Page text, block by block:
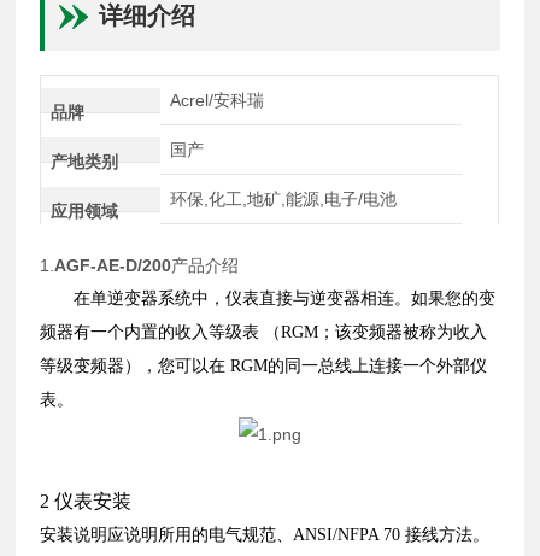
详细介绍
品牌
Acrel/安科瑞
产地类别
国产
应用领域
环保,化工,地矿,能源,电子/电池
1. AGF-AE-D/200产品介绍
在单逆变器系统中，仪表直接与逆变器相连。如果您的变
频器有一个内置的收入等级表
（RGM；该变频器被称为收入
等级变频器），您可以在 RGM的同一总线上连接一个外部仪
表。
2 仪表安装
安装说明应说明所用的电气规范、ANSI/NFPA 70 接线方法。